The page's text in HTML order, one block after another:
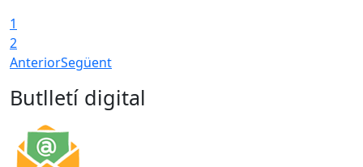
1
2
AnteriorSegüent
Butlletí digital